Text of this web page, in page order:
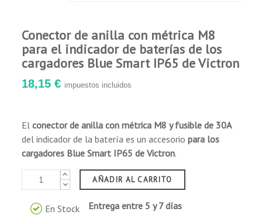
Conector de anilla con métrica M8
para el indicador de baterías de los
cargadores Blue Smart IP65 de Victron
18,15 € impuestos incluidos
Elconector de anilla con métrica M8 y fusible de 30A
del indicador de la batería es un accesoriopara los
cargadores Blue Smart IP65 de Victron.
AÑADIR AL CARRITO
En Stock Entrega entre 5 y 7 días